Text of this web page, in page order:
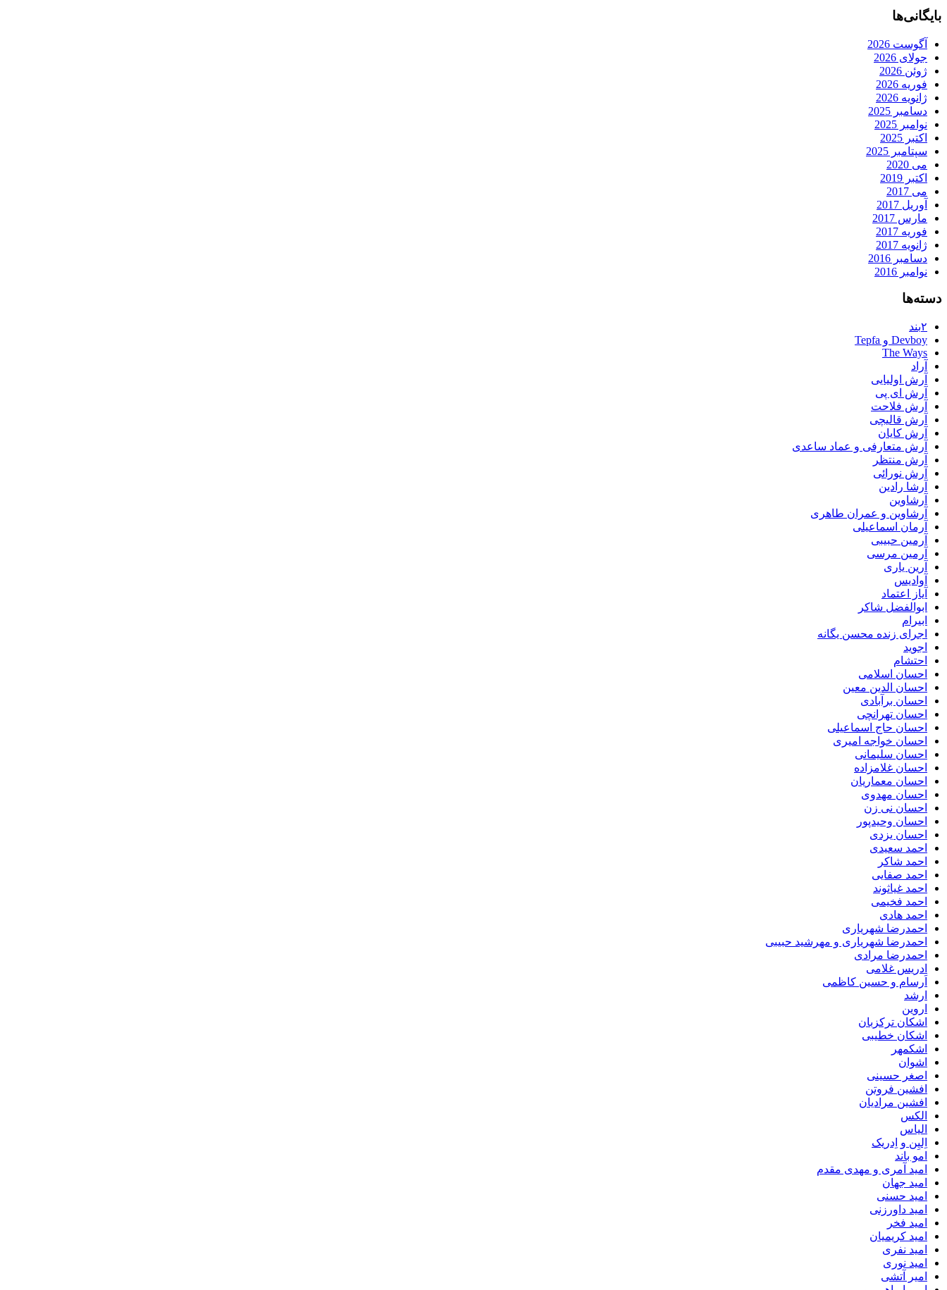
بایگانی‌ها
آگوست 2026
جولای 2026
ژوئن 2026
فوریه 2026
ژانویه 2026
دسامبر 2025
نوامبر 2025
اکتبر 2025
سپتامبر 2025
می 2020
اکتبر 2019
می 2017
آوریل 2017
مارس 2017
فوریه 2017
ژانویه 2017
دسامبر 2016
نوامبر 2016
دسته‌ها
۲بند
Devboy و Tepfa
The Ways
آراد
آرش اولیایی
آرش ای پی
آرش فلاحت
آرش قالیچی
آرش کایان
آرش متعارفی و عماد ساعدی
آرش منتظر
آرش نورائی
آرشا رادین
آرشاوین
آرشاوین و عمران طاهری
آرمان اسماعیلی
آرمین حبیبی
آرمین مرسی
آرین یاری
آوادیس
آیاز اعتماد
ابوالفضل شاکر
ابیرام
اجرای زنده محسن یگانه
اجوید
احتشام
احسان اسلامی
احسان الدین معین
احسان برآبادی
احسان تهرانچی
احسان حاج اسماعیلی
احسان خواجه امیری
احسان سلیمانی
احسان غلامزاده
احسان معماریان
احسان مهدوی
احسان نی زن
احسان وحیدپور
احسان یزدی
احمد سعیدی
احمد شاکر
احمد صفایی
احمد غیاثوند
احمد فخیمی
احمد هادی
احمدرضا شهریاری
احمدرضا شهریاری و مهرشید حبیبی
احمدرضا مرادی
ادریس غلامی
اَرسام و حسین کاظمی
ارشد
اروین
اشکان ترکزبان
اشکان خطیبی
اشکمهر
اشوان
اصغر حسینی
افشین فروتن
افشین مرادیان
الکس
الیاس
اِلیِن و اِدریک
امو باند
امید آمری و مهدی مقدم
امید جهان
امید حسنی
امید داورزنی
امید فخر
امید کریمیان
امید نفری
امید نوری
امیر آتشی